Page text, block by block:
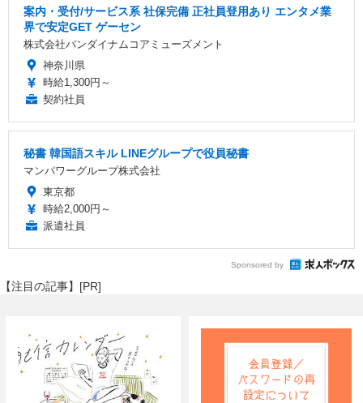
案内・受付/サービス系 社保完備 正社員登用あり エンタメ業
界で安定GET ゲーセン
株式会社バンダイナムコアミューズメント
神奈川県
時給1,300円～
契約社員
秘書 韓国語スキル LINEグループで役員秘書
マンパワーグループ株式会社
東京都
時給2,000円～
派遣社員
Sponsored by
【注目の記事】[PR]